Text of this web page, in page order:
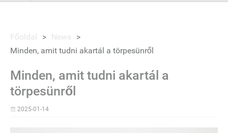
Főoldal > News
>
Minden, amit tudni akartál a törpesünről
Minden, amit tudni akartál a
törpesünről
2025-01-14